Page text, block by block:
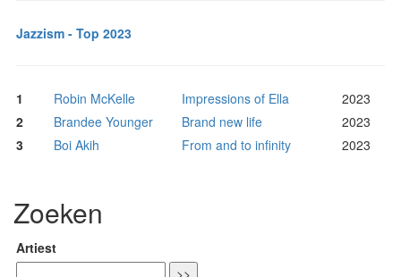
Jazzism - Top 2023
1 Robin McKelle Impressions of Ella
2023
2
Brandee Younger Brand new life
2023
3
Boi Akih From and to infinity 2023
Zoeken
Artiest